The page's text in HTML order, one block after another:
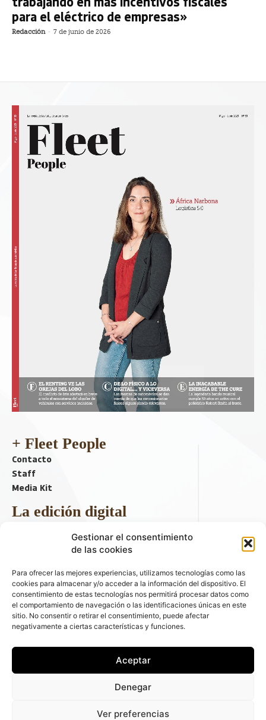
Gestionar el consentimiento
de las cookies
Para ofrecer las mejores experiencias, utilizamos tecnologías como las
cookies para almacenar y/o acceder a la información del dispositivo. El
consentimiento de estas tecnologías nos permitirá procesar datos como
el comportamiento de navegación o las identificaciones únicas en este
sitio. No consentir o retirar el consentimiento, puede afectar
negativamente a ciertas características y funciones.
Aceptar
Denegar
Ver preferencias
para el eléctrico de empresas»
Redacción - 7 de junio de 2026
+ Fleet People
Contacto
Staff
Media Kit
La edición digital
Descargar último ejemplar
ir a hemeroteca
+ Contenido en redes sociales
automóviles - C/ Fernández de la Hoz 70, 1ºB - 28003 - Madrid